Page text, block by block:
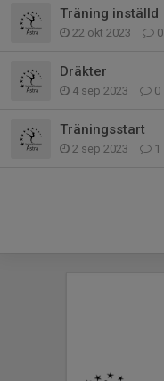
Träning inställd
22 okt 2023 0
Dräkter
4 sep 2023 0
Träningsstart
2 sep 2023 1